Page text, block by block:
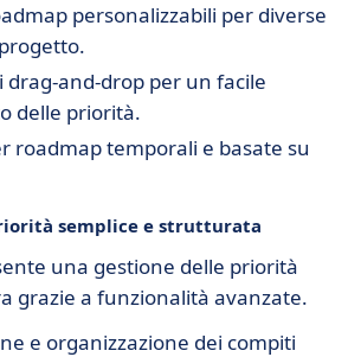
personalizzabili per diverse
drag-and-drop per un facile
delle priorità.
roadmap temporali e basate su
semplice e strutturata
una gestione delle priorità
grazie a funzionalità avanzate.
e organizzazione dei compiti